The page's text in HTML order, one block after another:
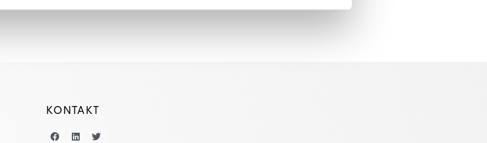
KONTAKT